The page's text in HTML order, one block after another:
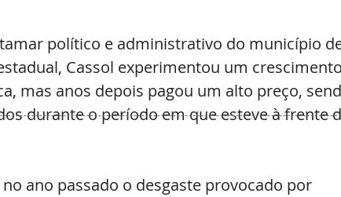
político e administrativo do município
Cassol experimentou um crescimento
mas anos depois pagou um alto preço,
durante o período em que esteve à frente
ano passado o desgaste provocado por